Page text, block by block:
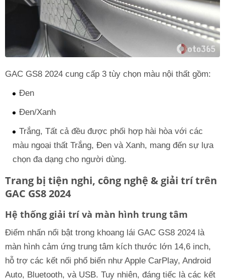
GAC GS8 2024 cung cấp 3 tùy chọn màu nội thất gồm:
Đen
Đen/Xanh
Trắng, Tất cả đều được phối hợp hài hòa với các
màu ngoại thất Trắng, Đen và Xanh, mang đến sự lựa
chọn đa dạng cho người dùng.
Trang bị tiện nghi, công nghệ & giải trí trên
GAC GS8 2024
Hệ thống giải trí và màn hình trung tâm
Điểm nhấn nổi bật trong khoang lái GAC GS8 2024 là
màn hình cảm ứng trung tâm kích thước lớn 14,6 inch,
hỗ trợ các kết nối phổ biến như Apple CarPlay, Android
Auto, Bluetooth, và USB. Tuy nhiên, đáng tiếc là các kết